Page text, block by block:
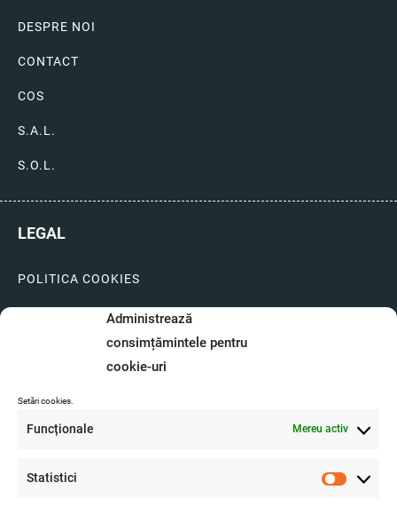
Administrează
consimțămintele pentru
cookie-uri
Setări cookies.
Funcționale Mereu activ
Statistici Statistici
DESPRE NOI
CONTACT
COS
S.A.L.
S.O.L.
LEGAL
POLITICA COOKIES
LIVRARI SI PLATI
GARANTIE SI SERVICE
A.N.P.C.